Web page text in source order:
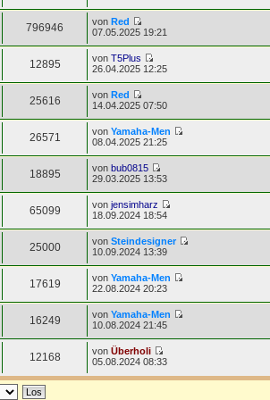
r
g
r
t
r
s
t
r
i
t
r
a
g
796946 von Red
N
u
e
s
t
r
i
t
r
a
g
07.05.2025 19:21
12895 von T5Plus
N
s
t
e
r
e
i
t
r
a
g
26.04.2025 12:25
25616 von Red
N
e
s
t
e
r
i
t
r
a
g
14.04.2025 07:50
26571 von Yamaha-Men
t
e
i
r
08.04.2025 21:25
18895 von bub0815
N
u
e
s
t
e
r
i
t
r
a
g
29.03.2025 13:53
65099 von jensimharz
e
t
e
r
18.09.2024 18:54
25000 von Steindesigner
t
r
10.09.2024 13:39
17619 von Yamaha-Men
t
e
22.08.2024 20:23
16249 von Yamaha-Men
t
10.08.2024 21:45
12168 von Überholi
N
u
05.08.2024 08:33